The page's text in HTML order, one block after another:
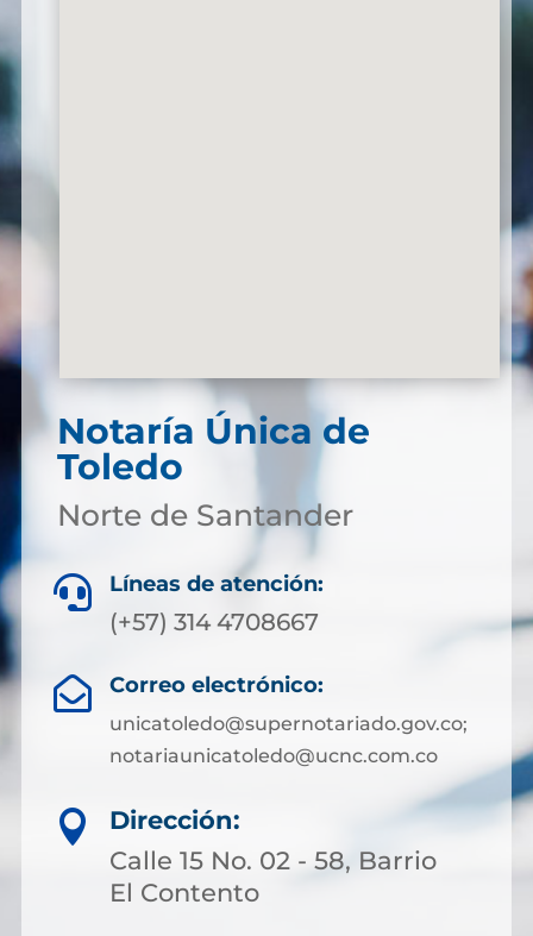
Notaría Única de
Toledo
Norte de Santander
 Líneas de atención:
(+57) 314 4708667
 Correo electrónico:
unicatoledo@supernotariado.gov.co;
notariaunicatoledo@ucnc.com.co

Dirección:
Calle 15 No. 02 - 58, Barrio
El Contento